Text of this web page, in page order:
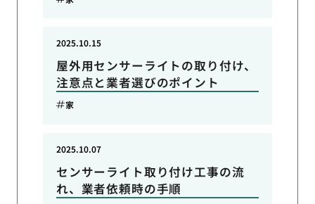
屋外用センサーライトの取り付け、
注意点と業者選びのポイント
2025.10.15
家
センサーライト取り付け工事の流
れ、業者依頼時の手順
2025.10.07